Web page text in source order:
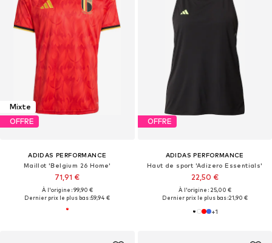
Mixte
OFFRE
ADIDAS PERFORMANCE
Maillot 'Belgium 26 Home'
71,91 €
À l'origine : 99,90 €
Dernier prix le plus bas :59,94 €
OFFRE
ADIDAS PERFORMANCE
Haut de sport 'Adizero Essentials'
22,50 €
À l'origine : 25,00 €
Dernier prix le plus bas :21,90 €
+1